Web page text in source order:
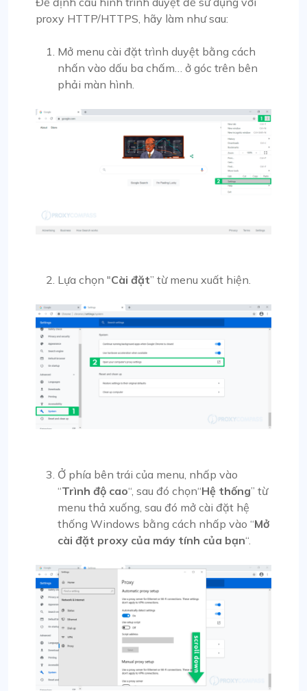
proxy HTTP/HTTPS, hãy làm như sau:
Mở menu cài đặt trình duyệt bằng cách
nhấn vào dấu ba chấm… ở góc trên bên
phải màn hình.
Lựa chọn "Cài đặt” từ menu xuất hiện.
Ở phía bên trái của menu, nhấp vào
“Trình độ cao“, sau đó chọn“Hệ thống” từ
menu thả xuống, sau đó mở cài đặt hệ
thống Windows bằng cách nhấp vào “Mở
cài đặt proxy của máy tính của bạn“.